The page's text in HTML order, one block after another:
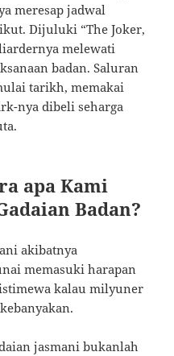
meresap jadwal
Dijuluki “The Joker,
melewati
badan. Saluran
tarikh, memakai
nya dibeli seharga
apa Kami
Badan?
akibatnya
memasuki harapan
kalau milyuner
jasmani bukanlah